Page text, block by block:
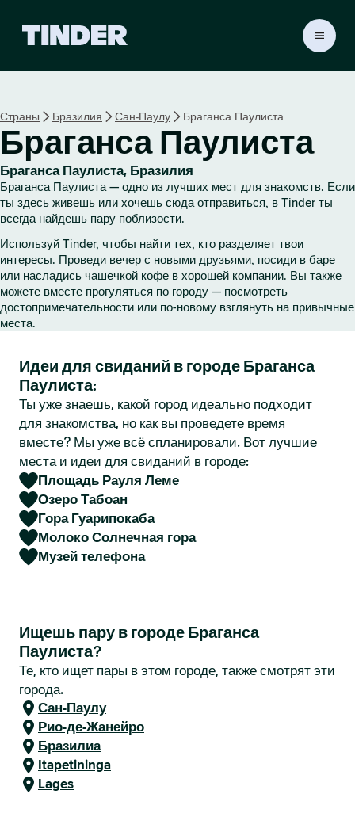
а
я
с
т
р
а
н
ц
а
T
i
n
r
Страны Бразилия Сан-Паулу Браганса Паулиста
Браганса Паулиста
Браганса Паулиста, Бразилия
Браганса Паулиста — одно из лучших мест для знакомств. Если
ты здесь живешь или хочешь сюда отправиться, в Tinder ты
всегда найдешь пару поблизости.
Используй Tinder, чтобы найти тех, кто разделяет твои
интересы. Проведи вечер с новыми друзьями, посиди в баре
или насладись чашечкой кофе в хорошей компании. Вы также
можете вместе прогуляться по городу — посмотреть
достопримечательности или по-новому взглянуть на привычные
места.
Идеи для свиданий в городе Браганса
Паулиста:
Ты уже знаешь, какой город идеально подходит
для знакомства, но как вы проведете время
вместе? Мы уже всё спланировали. Вот лучшие
места и идеи для свиданий в городе:
Площадь Рауля Леме
Озеро Табоан
Гора Гуарипокаба
Молоко Солнечная гора
Музей телефона
Ищешь пару в городе Браганса
Паулиста?
Те, кто ищет пары в этом городе, также смотрят эти
города.
Сан-Паулу
Рио-де-Жанейро
Бразилиа
Itapetininga
Lages